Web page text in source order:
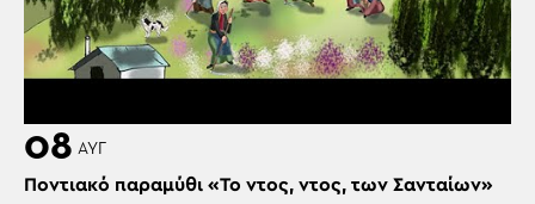
08 ΑΥΓ
Ποντιακό παραμύθι «Το ντος, ντος, των Σανταίων»